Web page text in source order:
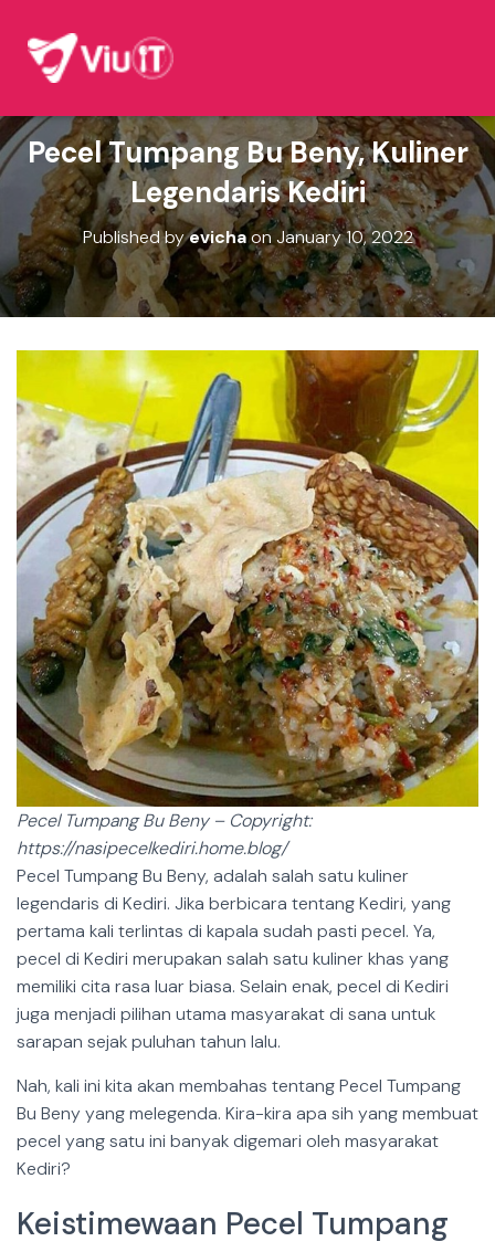
Pecel Tumpang Bu Beny, Kuliner
Legendaris Kediri
Published byevichaon January 10, 2022
Pecel Tumpang Bu Beny – Copyright:
https://nasipecelkediri.home.blog/
Pecel Tumpang Bu Beny, adalah salah satu kuliner
legendaris di Kediri. Jika berbicara tentang Kediri, yang
pertama kali terlintas di kapala sudah pasti pecel. Ya,
pecel di Kediri merupakan salah satu kuliner khas yang
memiliki cita rasa luar biasa. Selain enak, pecel di Kediri
juga menjadi pilihan utama masyarakat di sana untuk
sarapan sejak puluhan tahun lalu.
Nah, kali ini kita akan membahas tentang Pecel Tumpang
Bu Beny yang melegenda. Kira-kira apa sih yang membuat
pecel yang satu ini banyak digemari oleh masyarakat
Kediri?
Keistimewaan Pecel Tumpang